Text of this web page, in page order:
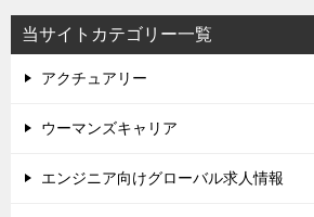
当サイトカテゴリー一覧
アクチュアリー
ウーマンズキャリア
エンジニア向けグローバル求人情報